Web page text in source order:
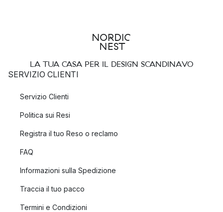
LA TUA CASA PER IL DESIGN SCANDINAVO
SERVIZIO CLIENTI
Servizio Clienti
Politica sui Resi
Registra il tuo Reso o reclamo
FAQ
Informazioni sulla Spedizione
Traccia il tuo pacco
Termini e Condizioni